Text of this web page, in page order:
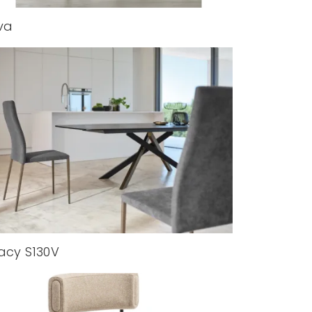
S130V